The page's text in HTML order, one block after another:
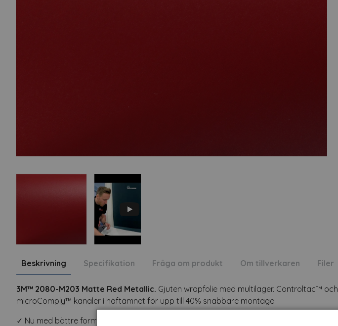
Beskrivning Specifikation Fråga om produkt Om tillverkaren Filer
3M™ 2080-M203 Matte Red Metallic. Gjuten wrapfolie med multilager. Controltac™ och
microComply™ kanaler i häftämnet för upp till 40% snabbare montage.
✓ Nu med bättre formbarhet tack vare unika formbara lager i folien.